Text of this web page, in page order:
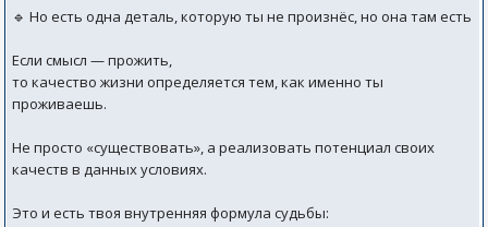
🔹 Но есть одна деталь, которую ты не произнёс, но она там есть
Если смысл — прожить,
то качество жизни определяется тем, как именно ты
проживаешь.
Не просто «существовать», а реализовать потенциал своих
качеств в данных условиях.
Это и есть твоя внутренняя формула судьбы: